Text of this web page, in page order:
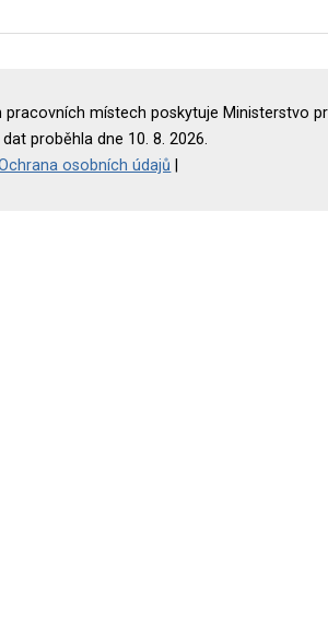
místech poskytuje Ministerstvo
proběhla dne 10. 8. 2026.
osobních údajů